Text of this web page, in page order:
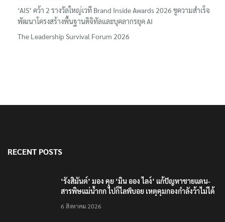
‘AIS’ คว้า 2 รางวัลใหญ่เวที Brand Inside Awards 2026 ชูความสำเร็จ
พัฒนาโครงสร้างพื้นฐานดิจิทัลและบุคลากรยุค AI
The Leadership Survival Forum 2026
RECENT POSTS
‘รังสิมันต์’ มอง คุย ‘มิน ออง ไลง์’ แก้ปัญหาชายแดน-
สารพิษแม่น้ำกก ไปก็ไลฟ์บอย เหตุคุมกองกำลังว้าไม่ได้
6 สิงหาคม 2026